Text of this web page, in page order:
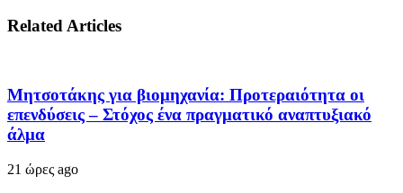
Related Articles
Μητσοτάκης για βιομηχανία: Προτεραιότητα οι
επενδύσεις – Στόχος ένα πραγματικό αναπτυξιακό
άλμα
21 ώρες ago